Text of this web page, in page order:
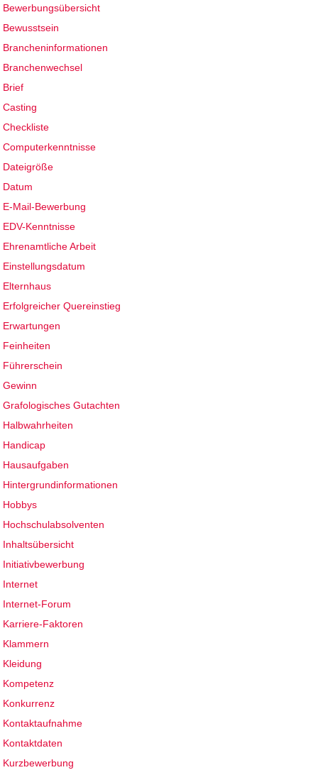
Bewerbungsübersicht
Bewusstsein
Brancheninformationen
Branchenwechsel
Brief
Casting
Checkliste
Computerkenntnisse
Dateigröße
Datum
E-Mail-Bewerbung
EDV-Kenntnisse
Ehrenamtliche Arbeit
Einstellungsdatum
Elternhaus
Erfolgreicher Quereinstieg
Erwartungen
Feinheiten
Führerschein
Gewinn
Grafologisches Gutachten
Halbwahrheiten
Handicap
Hausaufgaben
Hintergrundinformationen
Hobbys
Hochschulabsolventen
Inhaltsübersicht
Initiativbewerbung
Internet
Internet-Forum
Karriere-Faktoren
Klammern
Kleidung
Kompetenz
Konkurrenz
Kontaktaufnahme
Kontaktdaten
Kurzbewerbung